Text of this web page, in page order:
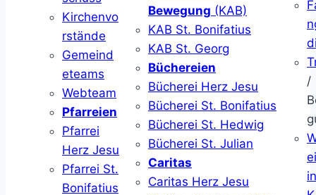
Kirchenvo
rstände
Gemeind
eteams
Webteam
Pfarreien
Pfarrei
Herz Jesu
Pfarrei St.
Bonifatius
Bewegung (KAB)
KAB St. Bonifatius
KAB St. Georg
Büchereien
Bücherei Herz Jesu
Bücherei St. Bonifatius
Bücherei St. Hedwig
Bücherei St. Julian
Caritas
Caritas Herz Jesu
/